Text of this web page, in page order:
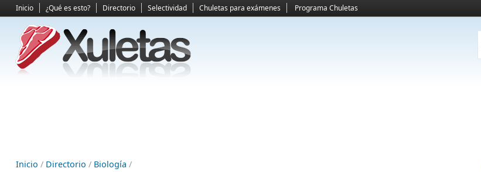
Inicio ¿Qué es esto? Directorio Selectividad Chuletas para exámenes Programa Chuletas
Inicio / Directorio / Biología /